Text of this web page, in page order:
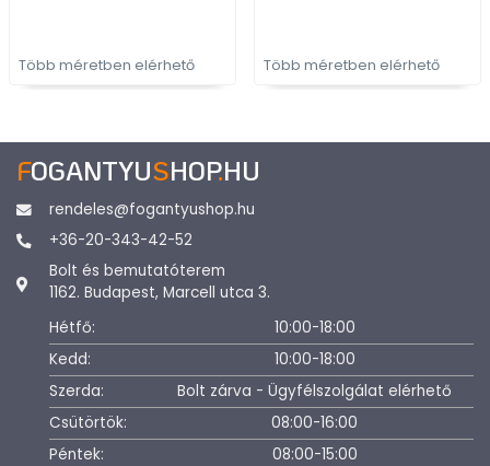
Több méretben elérhető Több méretben elérhető
FOGANTYUSHOP.HU
rendeles@fogantyushop.hu
+36-20-343-42-52
Bolt és bemutatóterem
1162. Budapest, Marcell utca 3.
Hétfő:
10:00-18:00
Kedd:
10:00-18:00
Szerda:
Bolt zárva - Ügyfélszolgálat elérhető
Csütörtök:
08:00-16:00
Péntek:
08:00-15:00